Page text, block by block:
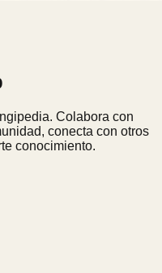
Colabora con
conecta con otros
conocimiento.